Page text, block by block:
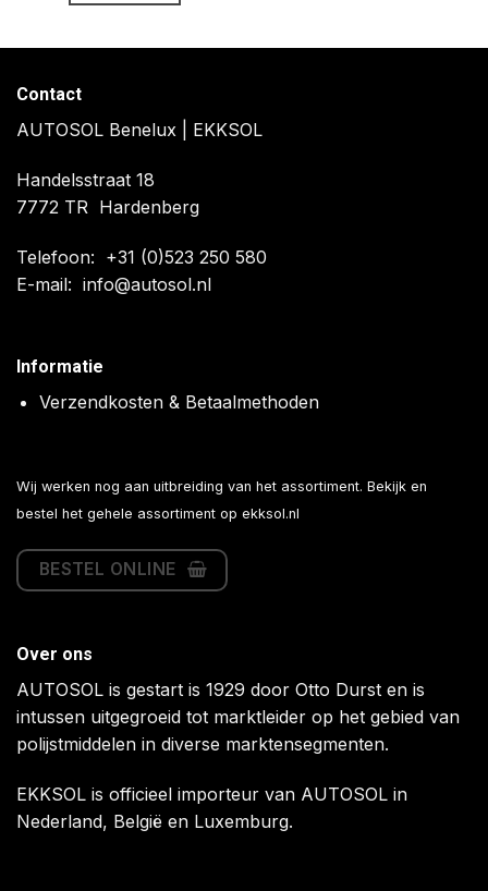
Contact
AUTOSOL Benelux | EKKSOL
Handelsstraat 18
7772 TR Hardenberg
Telefoon: +31 (0)523 250 580
E-mail: info@autosol.nl
Informatie
Verzendkosten & Betaalmethoden
Wij werken nog aan uitbreiding van het assortiment. Bekijk en
bestel het gehele assortiment op ekksol.nl
BESTEL ONLINE
Over ons
AUTOSOL is gestart is 1929 door Otto Durst en is
intussen uitgegroeid tot marktleider op het gebied van
polijstmiddelen in diverse marktensegmenten.
EKKSOL is officieel importeur van AUTOSOL in
Nederland, België en Luxemburg.